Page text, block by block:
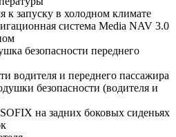
к запуску в холодном климате
система Media NAV 3.0
безопасности переднего
водителя и переднего пассажира
безопасности (водителя и
на задних боковых сиденьях